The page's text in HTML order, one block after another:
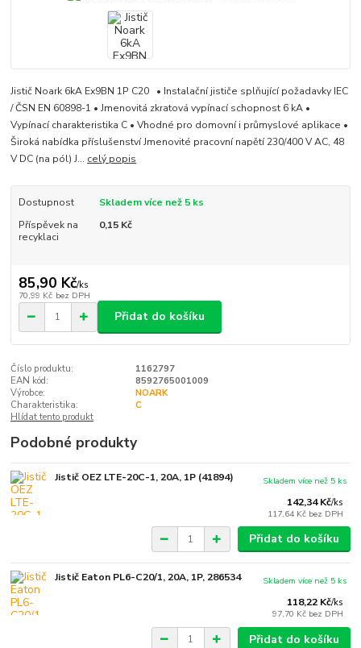
Jistič Noark 6kA Ex9BN 1P C20 • Instalační jističe splňující požadavky IEC
/ ČSN EN 60898-1 • Jmenovitá zkratová vypínací schopnost 6 kA •
Vypínací charakteristika C • Vhodné pro domovní i průmyslové aplikace •
Široká nabídka příslušenství Jmenovité pracovní napětí 230/400 V AC, 48
V DC (na pól) J... celý popis
Dostupnost
Skladem více než 5 ks
Příspěvek na
recyklaci
0,15 Kč
85,90 Kč/ks
70,99 Kč bez DPH
Přidat do košíku
Číslo produktu:
1162797
EAN kód:
8592765001009
Výrobce:
NOARK
Charakteristika:
C
Hlídat tento produkt
Podobné produkty
Jistič OEZ LTE-20C-1, 20A, 1P (41894)
142,34 Kč/ks
117,64 Kč bez DPH
Skladem více než 5 ks
Přidat do košíku
Jistič Eaton PL6-C20/1, 20A, 1P, 286534
118,22 Kč/ks
97,70 Kč bez DPH
Skladem více než 5 ks
Přidat do košíku